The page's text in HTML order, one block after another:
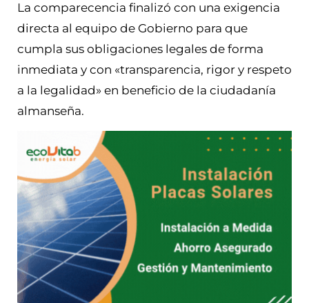
La comparecencia finalizó con una exigencia
directa al equipo de Gobierno para que
cumpla sus obligaciones legales de forma
inmediata y con «transparencia, rigor y respeto
a la legalidad» en beneficio de la ciudadanía
almanseña.